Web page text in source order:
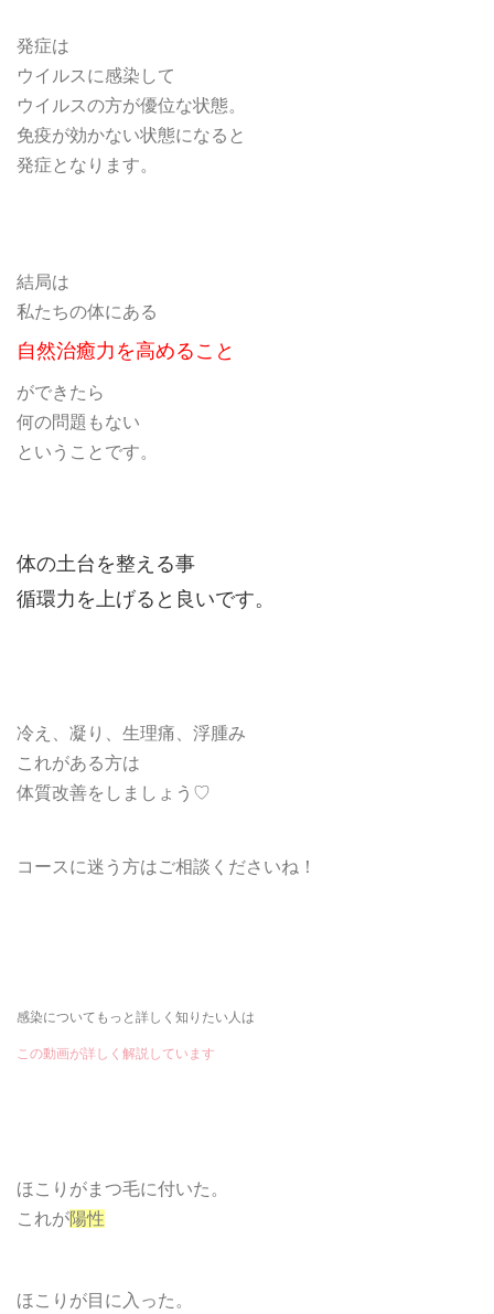
発症は
ウイルスに感染して
ウイルスの方が優位な状態。
免疫が効かない状態になると
発症となります。
結局は
私たちの体にある
自然治癒力を高めること
ができたら
何の問題もない
ということです。
体の土台を整える事
循環力を上げると良いです。
冷え、凝り、生理痛、浮腫み
これがある方は
体質改善をしましょう♡
コースに迷う方はご相談くださいね！
感染についてもっと詳しく知りたい人は
この動画が詳しく解説しています
ほこりがまつ毛に付いた。
これが陽性
ほこりが目に入った。